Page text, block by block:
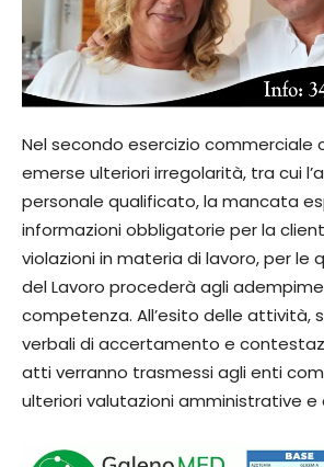
Nel secondo esercizio commerciale
emerse ulteriori irregolarità, tra cui
personale qualificato, la mancata
informazioni obbligatorie per la
violazioni in materia di lavoro, per le
del Lavoro procederà agli
competenza. All’esito delle attività,
verbali di accertamento e
atti verranno trasmessi agli enti
ulteriori valutazioni amministrative e